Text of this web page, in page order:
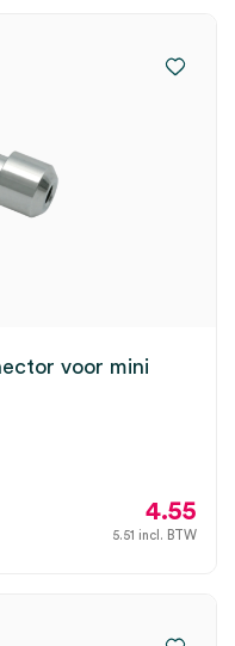
voor mini
4.55
5.51 incl. BTW